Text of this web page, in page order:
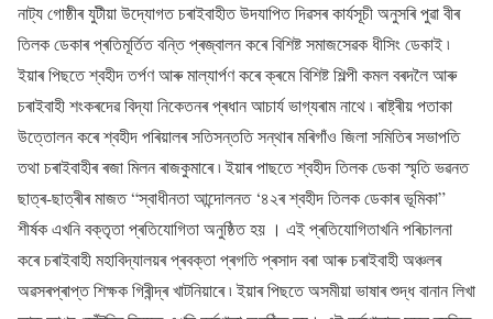
নাট্য গোষ্ঠীৰ যুটীয়া উদ্যোগত চৰাইবাহীত উদযাপিত দিৱসৰ কাৰ্যসূচী অনুসৰি পুৱা বীৰ
তিলক ডেকাৰ প্ৰতিমূৰ্তিত বন্তি প্ৰজ্বালন কৰে বিশিষ্ট সমাজসেৱক ধীসিং ডেকাই ৷
ইয়াৰ পিছতে শ্বহীদ তৰ্পণ আৰু মাল্যাৰ্পণ কৰে ক্ৰমে বিশিষ্ট শিল্পী কমল বৰদলৈ আৰু
চৰাইবাহী শংকৰদেৱ বিদ্যা নিকেতনৰ প্ৰধান আচাৰ্য ভাগ্যৰাম নাথে ৷ ৰাষ্ট্ৰীয় পতাকা
উত্তোলন কৰে শ্বহীদ পৰিয়ালৰ সতিসন্ততি সন্থাৰ মৰিগাঁও জিলা সমিতিৰ সভাপতি
তথা চৰাইবাহীৰ ৰজা মিলন ৰাজকুমাৰে ৷ ইয়াৰ পাছতে শ্বহীদ তিলক ডেকা স্মৃতি ভৱনত
ছাত্ৰ-ছাত্ৰীৰ মাজত “স্বাধীনতা আন্দোলনত ‘৪২ৰ শ্বহীদ তিলক ডেকাৰ ভূমিকা”
শীৰ্ষক এখনি বক্তৃতা প্ৰতিযোগিতা অনুষ্ঠিত হয় । এই প্ৰতিযোগিতাখনি পৰিচালনা
কৰে চৰাইবাহী মহাবিদ্যালয়ৰ প্ৰবক্তা প্ৰগতি প্ৰসাদ বৰা আৰু চৰাইবাহী অঞ্চলৰ
অৱসৰপ্ৰাপ্ত শিক্ষক গিৰীন্দ্ৰ খাটনিয়াৰে ৷ ইয়াৰ পিছতে অসমীয়া ভাষাৰ শুদ্ধ বানান লিখা